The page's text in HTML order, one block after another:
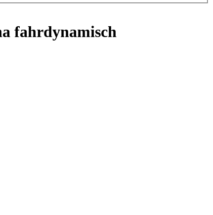
fahrdynamisch